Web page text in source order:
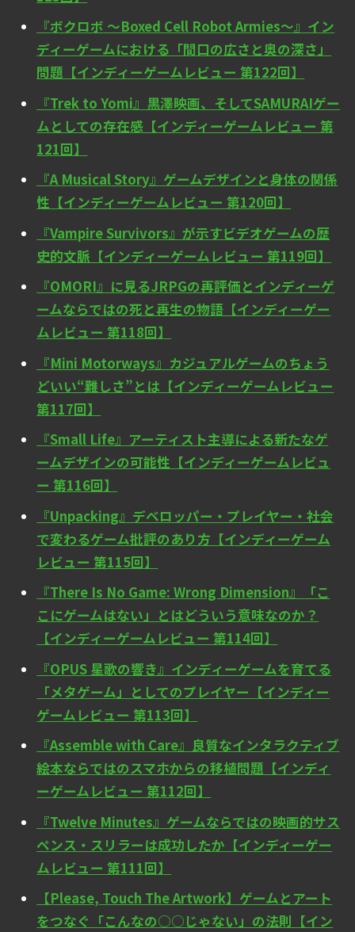
『ボクロボ ～Boxed Cell Robot Armies～』イン
ディーゲームにおける「間口の広さと奥の深さ」
問題【インディーゲームレビュー 第122回】
『Trek to Yomi』黒澤映画、そしてSAMURAIゲー
ムとしての存在感【インディーゲームレビュー 第
121回】
『A Musical Story』ゲームデザインと身体の関係
性【インディーゲームレビュー 第120回】
『Vampire Survivors』が示すビデオゲームの歴
史的文脈【インディーゲームレビュー 第119回】
『OMORI』に見るJRPGの再評価とインディーゲ
ームならではの死と再生の物語【インディーゲー
ムレビュー 第118回】
『Mini Motorways』カジュアルゲームのちょう
どいい“難しさ”とは【インディーゲームレビュー
第117回】
『Small Life』アーティスト主導による新たなゲ
ームデザインの可能性【インディーゲームレビュ
ー 第116回】
『Unpacking』デベロッパー・プレイヤー・社会
で変わるゲーム批評のあり方【インディーゲーム
レビュー 第115回】
『There Is No Game: Wrong Dimension』「こ
こにゲームはない」とはどういう意味なのか？
【インディーゲームレビュー 第114回】
『OPUS 星歌の響き』インディーゲームを育てる
「メタゲーム」としてのプレイヤー【インディー
ゲームレビュー 第113回】
『Assemble with Care』良質なインタラクティブ
絵本ならではのスマホからの移植問題【インディ
ーゲームレビュー 第112回】
『Twelve Minutes』ゲームならではの映画的サス
ペンス・スリラーは成功したか【インディーゲー
ムレビュー 第111回】
【Please, Touch The Artwork】ゲームとアート
をつなぐ「こんなの○○じゃない」の法則【イン